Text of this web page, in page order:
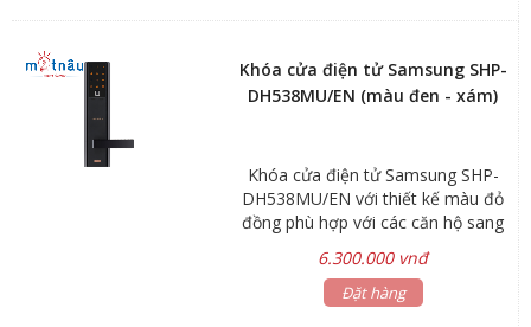
Khóa cửa điện tử Samsung SHP-
DH538MU/EN (màu đen - xám)
Khóa cửa điện tử Samsung SHP-
DH538MU/EN với thiết kế màu đỏ
đồng phù hợp với các căn hộ sang
trọng. Công nghệ quét vân tay cảm
ứng điện dung và mã số ngẫu
nhiên, cùng hệ thống cảnh báo đột
6.300.000 vnđ
Đặt hàng